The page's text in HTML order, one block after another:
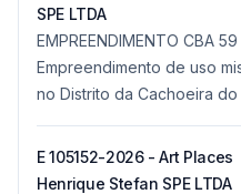
SPE LTDA
EMPREENDIMENTO CBA
Empreendimento de uso
no Distrito da Cachoeira do
E 105152-2026 - Art Places
Henrique Stefan SPE LTDA